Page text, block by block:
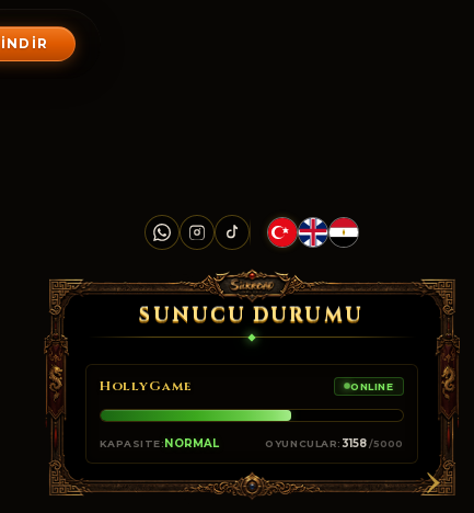
İNDIR
›
SUNUCU DURUMU
HollyGame ONLINE
KAPASITE:NORMAL OYUNCULAR: 3158/5000